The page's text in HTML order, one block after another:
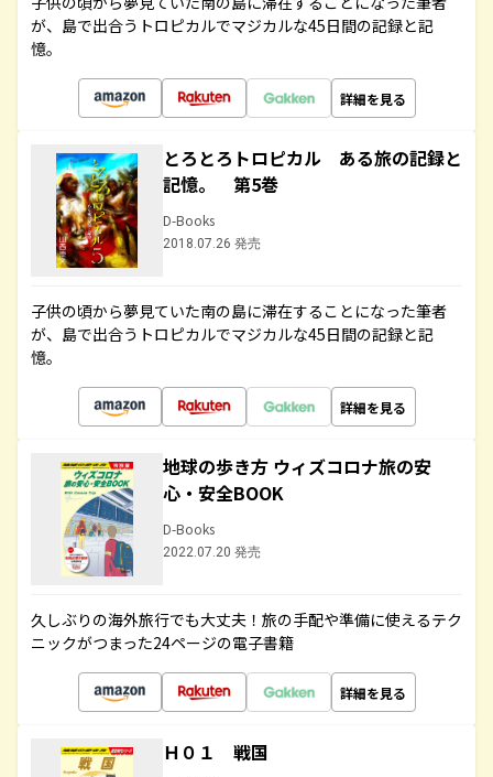
が、島で出合うトロピカルでマジカルな45日間の記録と記
憶。
詳細を見る
とろとろトロピカル ある旅の記録と
記憶。 第5巻
D-Books
2018.07.26 発売
子供の頃から夢見ていた南の島に滞在することになった筆者
が、島で出合うトロピカルでマジカルな45日間の記録と記
憶。
詳細を見る
地球の歩き方 ウィズコロナ旅の安
心・安全BOOK
D-Books
2022.07.20 発売
久しぶりの海外旅行でも大丈夫！旅の手配や準備に使えるテク
ニックがつまった24ページの電子書籍
詳細を見る
Ｈ０１ 戦国